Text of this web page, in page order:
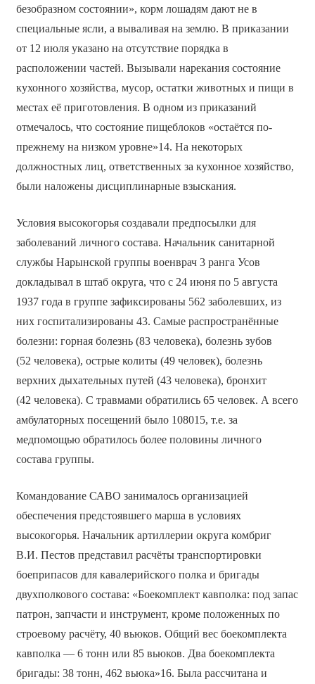
безобразном состоянии», корм лошадям дают не в
специальные ясли, а вываливая на землю. В приказании
от 12 июля указано на отсутствие порядка в
расположении частей. Вызывали нарекания состояние
кухонного хозяйства, мусор, остатки животных и пищи в
местах её приготовления. В одном из приказаний
отмечалось, что состояние пищеблоков «остаётся по-
прежнему на низком уровне»14. На некоторых
должностных лиц, ответственных за кухонное хозяйство,
были наложены дисциплинарные взыскания.
Условия высокогорья создавали предпосылки для
заболеваний личного состава. Начальник санитарной
службы Нарынской группы военврач 3 ранга Усов
докладывал в штаб округа, что с 24 июня по 5 августа
1937 года в группе зафиксированы 562 заболевших, из
них госпитализированы 43. Самые распространённые
болезни: горная болезнь (83 человека), болезнь зубов
(52 человека), острые колиты (49 человек), болезнь
верхних дыхательных путей (43 человека), бронхит
(42 человека). С травмами обратились 65 человек. А всего
амбулаторных посещений было 108015, т.е. за
медпомощью обратилось более половины личного
состава группы.
Командование САВО занималось организацией
обеспечения предстоявшего марша в условиях
высокогорья. Начальник артиллерии округа комбриг
В.И. Пестов представил расчёты транспортировки
боеприпасов для кавалерийского полка и бригады
двухполкового состава: «Боекомплект кавполка: под запас
патрон, запчасти и инструмент, кроме положенных по
строевому расчёту, 40 вьюков. Общий вес боекомплекта
кавполка — 6 тонн или 85 вьюков. Два боекомплекта
бригады: 38 тонн, 462 вьюка»16. Была рассчитана и